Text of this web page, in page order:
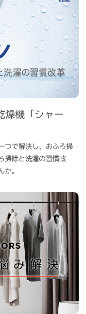
燥機「シャー
つで解決し、おふろ掃
掃除と洗濯の習慣改
か。